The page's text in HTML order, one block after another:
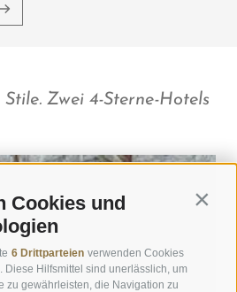
Cookies und
6 Drittparteien verwenden Cookies
Diese Hilfsmittel sind unerlässlich, um
zu gewährleisten, die Navigation zu
Zwei 4-Sterne-Hotels